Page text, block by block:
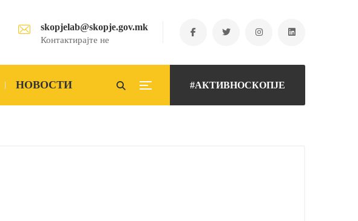
skopjelab@skopje.gov.mk
Контактирајте не
#АКТИВНОСКОПЈЕ
НОВОСТИ